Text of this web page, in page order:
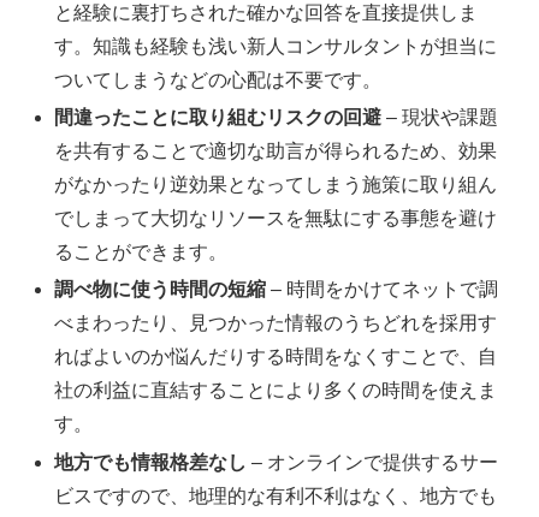
と経験に裏打ちされた確かな回答を直接提供しま
す。知識も経験も浅い新人コンサルタントが担当に
ついてしまうなどの心配は不要です。
間違ったことに取り組むリスクの回避 – 現状や課題
を共有することで適切な助言が得られるため、効果
がなかったり逆効果となってしまう施策に取り組ん
でしまって大切なリソースを無駄にする事態を避け
ることができます。
調べ物に使う時間の短縮 – 時間をかけてネットで調
べまわったり、見つかった情報のうちどれを採用す
ればよいのか悩んだりする時間をなくすことで、自
社の利益に直結することにより多くの時間を使えま
す。
地方でも情報格差なし – オンラインで提供するサー
ビスですので、地理的な有利不利はなく、地方でも